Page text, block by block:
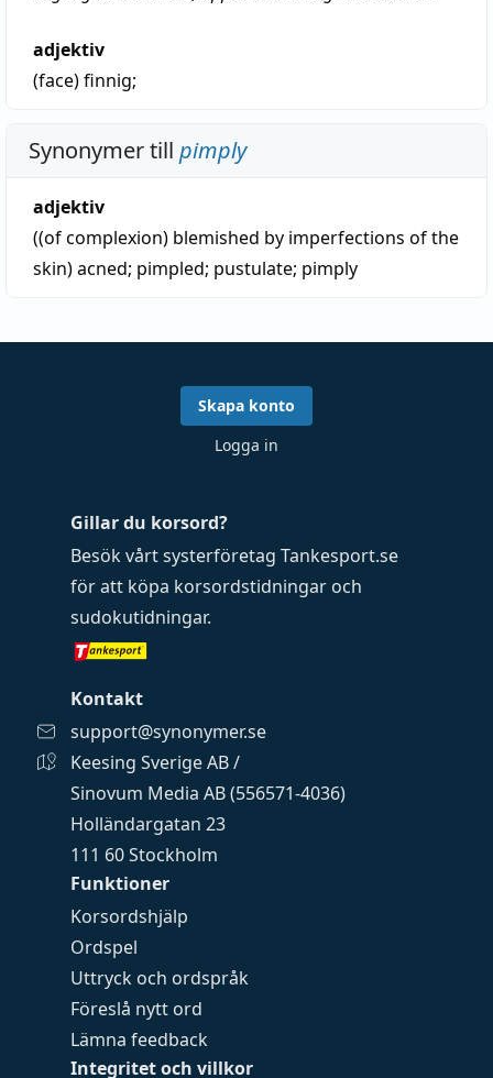
adjektiv
(face)finnig;
Synonymer till pimply
adjektiv
((of complexion) blemished by imperfections of the
skin)acned; pimpled; pustulate; pimply
Funktioner
Korsordshjälp
Ordspel
Uttryck och ordspråk
Föreslå nytt ord
Lämna feedback
Integritet och villkor
Gillar du korsord?
Besök vårt systerföretag Tankesport.se
för att köpa korsordstidningar och
sudokutidningar.
Kontakt
support@synonymer.se
Keesing Sverige AB /
Sinovum Media AB (556571-4036)
Holländargatan 23
111 60 Stockholm
Skapa konto
Logga in